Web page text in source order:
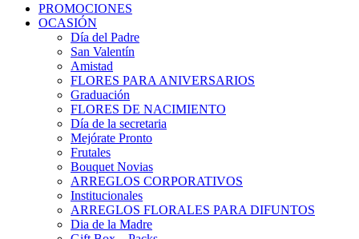
PROMOCIONES
OCASIÓN
Día del Padre
San Valentín
Amistad
FLORES PARA ANIVERSARIOS
Graduación
FLORES DE NACIMIENTO
Día de la secretaria
Mejórate Pronto
Frutales
Bouquet Novias
ARREGLOS CORPORATIVOS
Institucionales
ARREGLOS FLORALES PARA DIFUNTOS
Dia de la Madre